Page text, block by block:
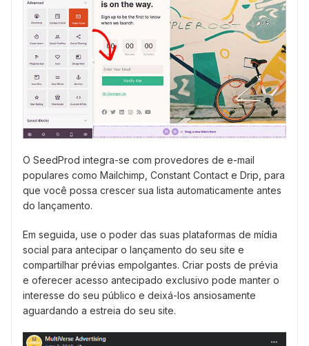
O SeedProd integra-se com provedores de e-mail
populares como Mailchimp, Constant Contact e Drip, para
que você possa crescer sua lista automaticamente antes
do lançamento.
Em seguida, use o poder das suas plataformas de mídia
social para antecipar o lançamento do seu site e
compartilhar prévias empolgantes. Criar posts de prévia
e oferecer acesso antecipado exclusivo pode manter o
interesse do seu público e deixá-los ansiosamente
aguardando a estreia do seu site.